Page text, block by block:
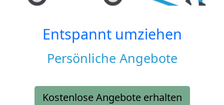
Entspannt umziehen
Persönliche Angebote
Kostenlose Angebote erhalten